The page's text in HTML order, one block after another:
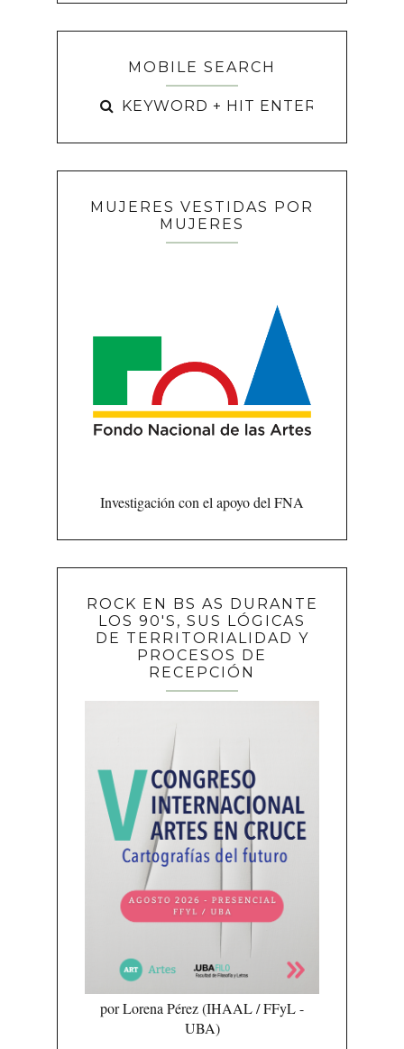
MOBILE SEARCH
MUJERES VESTIDAS POR
MUJERES
Investigación con el apoyo del FNA
ROCK EN BS AS DURANTE
LOS 90'S, SUS LÓGICAS
DE TERRITORIALIDAD Y
PROCESOS DE
RECEPCIÓN
por Lorena Pérez (IHAAL / FFyL -
UBA)